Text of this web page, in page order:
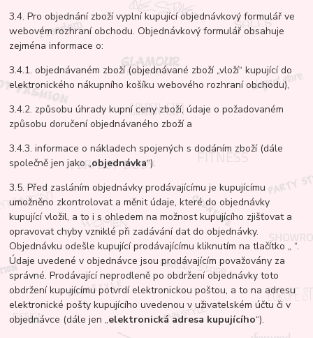
3.4. Pro objednání zboží vyplní kupující objednávkový formulář ve
webovém rozhraní obchodu. Objednávkový formulář obsahuje
zejména informace o:
3.4.1. objednávaném zboží (objednávané zboží „vloží“ kupující do
elektronického nákupního košíku webového rozhraní obchodu),
3.4.2. způsobu úhrady kupní ceny zboží, údaje o požadovaném
způsobu doručení objednávaného zboží a
3.4.3. informace o nákladech spojených s dodáním zboží (dále
společně jen jako „objednávka“).
3.5. Před zasláním objednávky prodávajícímu je kupujícímu
umožněno zkontrolovat a měnit údaje, které do objednávky
kupující vložil, a to i s ohledem na možnost kupujícího zjišťovat a
opravovat chyby vzniklé při zadávání dat do objednávky.
Objednávku odešle kupující prodávajícímu kliknutím na tlačítko „ “.
Údaje uvedené v objednávce jsou prodávajícím považovány za
správné. Prodávající neprodleně po obdržení objednávky toto
obdržení kupujícímu potvrdí elektronickou poštou, a to na adresu
elektronické pošty kupujícího uvedenou v uživatelském účtu či v
objednávce (dále jen „elektronická adresa kupujícího“).